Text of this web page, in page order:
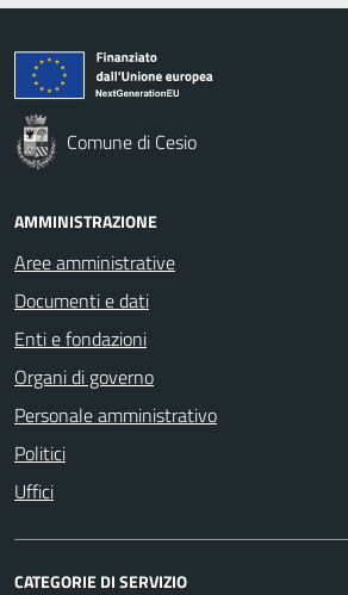
Comune di Cesio
AMMINISTRAZIONE
Aree amministrative
Documenti e dati
Enti e fondazioni
Organi di governo
Personale amministrativo
Politici
Uffici
CATEGORIE DI SERVIZIO